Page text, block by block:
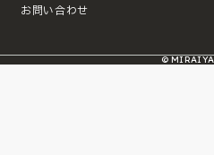
お問い合わせ
© MIRAIYA